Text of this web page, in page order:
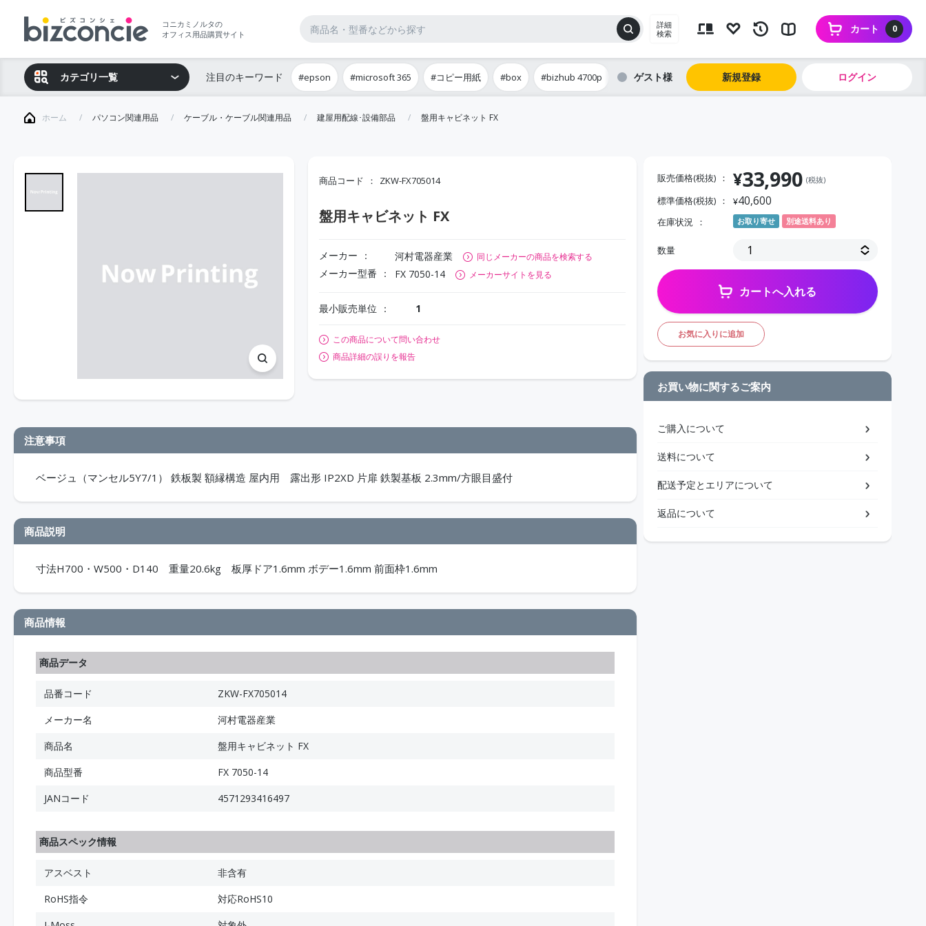
コニカミノルタの
オフィス用品購買サイト
詳細
検索
0
カート
カテゴリ一覧 注目のキーワード #epson #microsoft 365 #コピー用紙 #box #bizhub 4700p ゲスト 新規登録 ログイン
ホーム パソコン関連用品 ケーブル・ケーブル関連用品 建屋用配線･設備部品 盤用キャビネット FX
商品コード ZKW-FX705014
盤用キャビネット FX
メーカー 河村電器産業 同じメーカーの商品を検索する
メーカー型番 FX 7050-14 メーカーサイトを見る
最小販売単位 1
この商品について問い合わせ
商品詳細の誤りを報告
注意事項
ベージュ（マンセル5Y7/1） 鉄板製 額縁構造 屋内用 露出形 IP2XD 片扉 鉄製基板 2.3mm/方眼目盛付
商品説明
寸法H700・W500・D140 重量20.6kg 板厚ドア1.6mm ボデー1.6mm 前面枠1.6mm
商品情報
商品データ
品番コード
ZKW-FX705014
メーカー名
河村電器産業
商品名
盤用キャビネット FX
商品型番
FX 7050-14
JANコード
4571293416497
商品スペック情報
アスベスト
非含有
RoHS指令
対応RoHS10
販売価格(税抜) ¥33,990 (税抜)
標準価格(税抜) ¥40,600
在庫状況 お取り寄せ 別途送料あり
数量
カートへ入れる
お気に入りに追加
お買い物に関するご案内
ご購入について
送料について
配送予定とエリアについて
返品について